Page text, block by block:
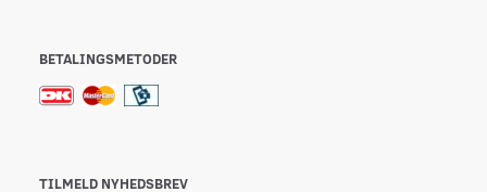
BETALINGSMETODER
TILMELD NYHEDSBREV